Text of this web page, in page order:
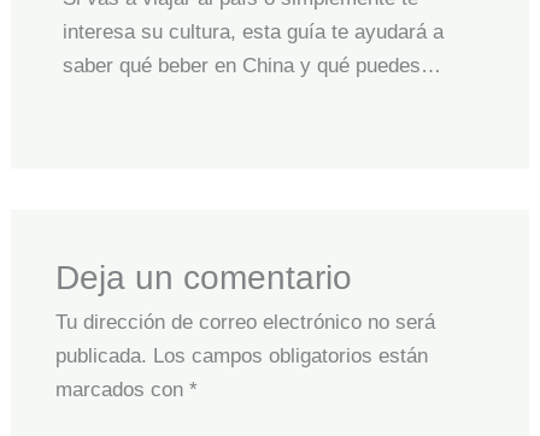
interesa su cultura, esta guía te ayudará a
saber qué beber en China y qué puedes…
Deja un comentario
Tu dirección de correo electrónico no será
publicada. Los campos obligatorios están
marcados con *